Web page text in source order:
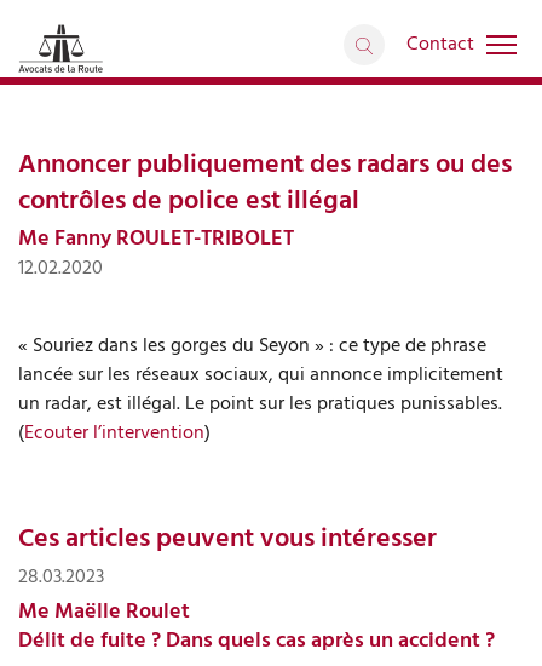
Contact
Interventions médiatiques
retour
Annoncer publiquement des radars ou des
contrôles de police est illégal
Me Fanny ROULET-TRIBOLET
12.02.2020
« Souriez dans les gorges du Seyon » : ce type de phrase
lancée sur les réseaux sociaux, qui annonce implicitement
un radar, est illégal. Le point sur les pratiques punissables.
(Ecouter l’intervention)
Ces articles peuvent vous intéresser
28.03.2023
Me Maëlle Roulet
Délit de fuite ? Dans quels cas après un accident ?